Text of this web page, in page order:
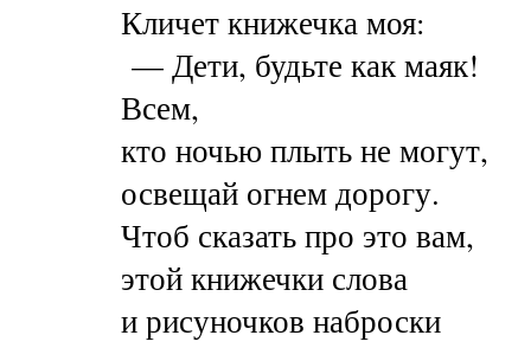
Кличет книжечка моя:
— Дети, будьте как маяк!
Всем,
кто ночью плыть не могут,
освещай огнем дорогу.
Чтоб сказать про это вам,
этой книжечки слова
и рисуночков наброски